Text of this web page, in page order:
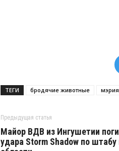
ТЕГИ бродячие животные
Предыдущая статья
Майор ВДВ из Ингушетии
удара Storm Shadow по штабу